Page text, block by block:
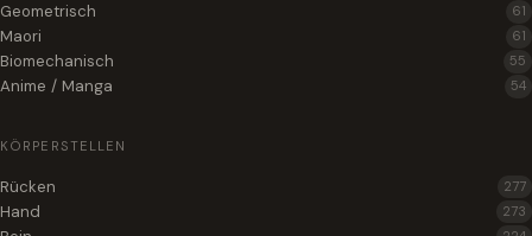
Geometrisch 61
Maori 61
Biomechanisch 55
Anime / Manga 54
KÖRPERSTELLEN
Rücken 277
Hand 273